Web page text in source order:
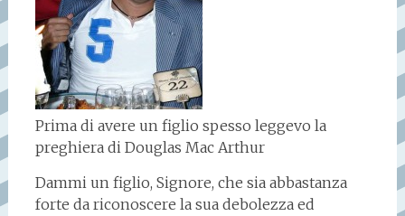
Prima di avere un figlio spesso leggevo la
preghiera di Douglas Mac Arthur
Dammi un figlio, Signore, che sia abbastanza
forte da riconoscere la sua debolezza ed